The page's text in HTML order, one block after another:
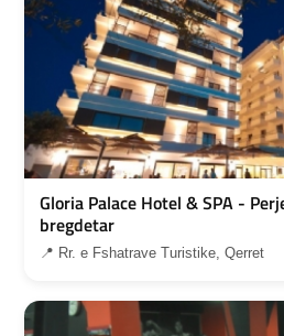
Gloria Palace Hotel & SPA -
bregdetar
📍 Rr. e Fshatrave Turistike, Qerret